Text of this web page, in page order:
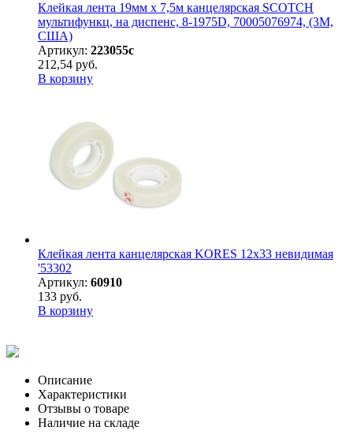
Клейкая лента 19мм х 7,5м канцелярская SCOTCH
мультифункц, на диспенс, 8-1975D, 70005076974, (3М,
США)
Артикул: 223055с
212,54 руб.
В корзину
Клейкая лента канцелярская KORES 12х33 невидимая
'53302
Артикул: 60910
133 руб.
В корзину
Описание
Характеристики
Отзывы о товаре
Наличие на складе